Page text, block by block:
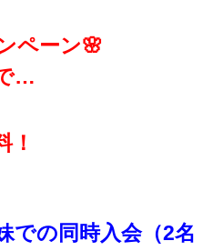
ペーン🌸
…
での同時入会（2名